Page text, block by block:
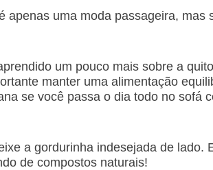
apenas uma moda passageira, mas
um pouco mais sobre a
manter uma alimentação
se você passa o dia todo no sofá
a gordurinha indesejada de lado.
de compostos naturais!